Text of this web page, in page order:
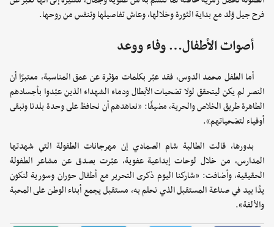
فرح جيل وُلد مع بداية الثورة وخلالها، وعاش تفاصيلها وتنفس من روحها.
أصوات الأطفال… وفاء ووعد
أما الطفل محمد الدوس، فقد عبّر بكلمات مؤثرة عن عمق المناسبة، معتبرًا أن
النصر لم يكن ليتحقق لولا تضحيات الأبطال ودماء الشهداء الذين عبّدوا بأجسادهم
الطاهرة طريق الخلاص والحرية، مضيفًا: «نعاهدهم أن نحافظ على وحدة بلدنا ونبقى
أوفياء لتضحياتهم».
بدورها، قالت الطالبة شام الصمادي إن مهرجانات الطفولة التي شهدتها
المدارس، من خلال لوحات إبداعية عفوية، عبّرت بصدق عن مشاعر الطفولة
الحقيقية، وأضافت: «شاركنا اليوم ذكرى التحرير مع أطفال حوران وسورية لنكون
يدًا بيد في صناعة المستقبل الذي نحلم به، مستقبل يجمع أبناء الوطن على المحبة
والألفة».